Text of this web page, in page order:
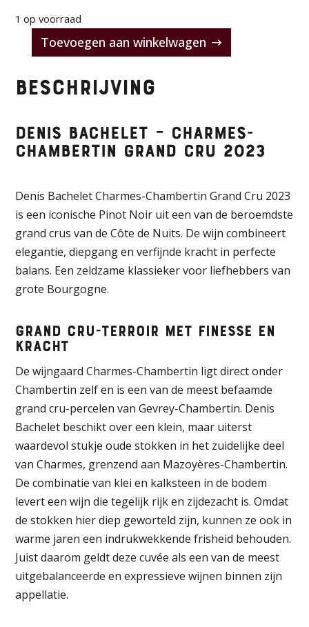
1 op voorraad
Denis
–
Chambertin
Grand
Cru
aantal
Toevoegen aan winkelwagen
Beschrijving
Denis Bachelet – Charmes-
Chambertin Grand Cru 2023
Denis Bachelet Charmes-Chambertin Grand Cru 2023
is een iconische Pinot Noir uit een van de beroemdste
grand crus van de Côte de Nuits. De wijn combineert
elegantie, diepgang en verfijnde kracht in perfecte
balans. Een zeldzame klassieker voor liefhebbers van
grote Bourgogne.
Grand cru-terroir met finesse en
kracht
De wijngaard Charmes-Chambertin ligt direct onder
Chambertin zelf en is een van de meest befaamde
grand cru-percelen van Gevrey-Chambertin. Denis
Bachelet beschikt over een klein, maar uiterst
waardevol stukje oude stokken in het zuidelijke deel
van Charmes, grenzend aan Mazoyères-Chambertin.
De combinatie van klei en kalksteen in de bodem
levert een wijn die tegelijk rijk en zijdezacht is. Omdat
de stokken hier diep geworteld zijn, kunnen ze ook in
warme jaren een indrukwekkende frisheid behouden.
Juist daarom geldt deze cuvée als een van de meest
uitgebalanceerde en expressieve wijnen binnen zijn
appellatie.